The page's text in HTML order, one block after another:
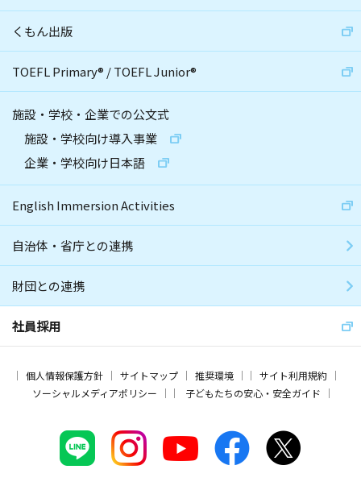
くもん出版
TOEFL Primary® /TOEFL Junior®
施設・学校・企業での公文式
施設・学校向け導入事業
企業・学校向け日本語
English Immersion Activities
自治体・省庁との連携
財団との連携
社員採用
個人情報保護方針 サイトマップ 推奨環境
サイト利用規約
ソーシャルメディアポリシー
子どもたちの安心・安全ガイド